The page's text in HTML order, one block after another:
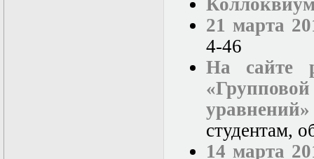
21 марта
4-46
На сайте
уравнений»
студентам,
14 марта